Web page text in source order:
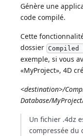
Génère une
code compilé.
Cette
dossier Compiled
exemple, si vous
«MyProject», 4D
<destination>/
Database/
Un fichier .4dz
compressée du